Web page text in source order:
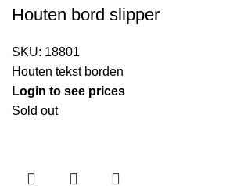
Houten bord slipper
SKU: 18801
Houten tekst borden
Login to see prices
Sold out